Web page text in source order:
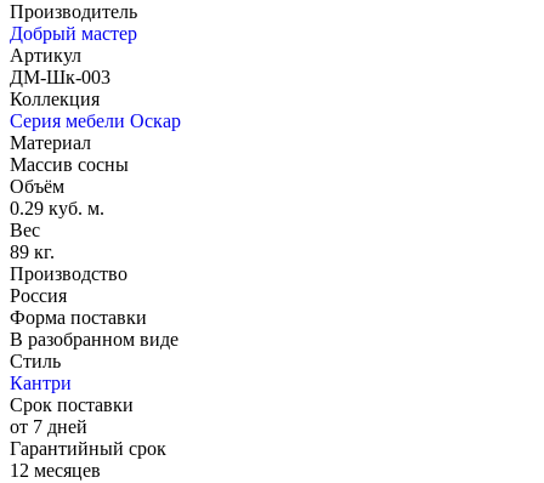
Производитель
Добрый мастер
Артикул
ДМ-Шк-003
Коллекция
Серия мебели Оскар
Материал
Массив сосны
Объём
0.29 куб. м.
Вес
89 кг.
Производство
Россия
Форма поставки
В разобранном виде
Стиль
Кантри
Срок поставки
от 7 дней
Гарантийный срок
12 месяцев